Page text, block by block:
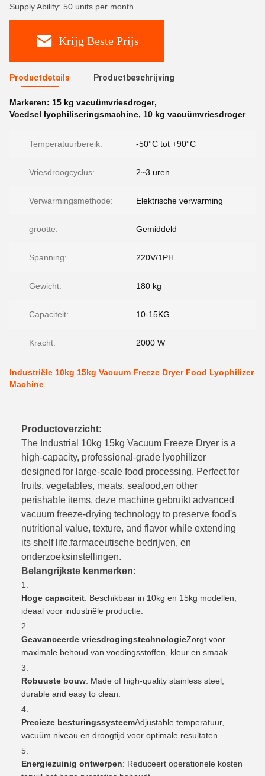
Supply Ability: 50 units per month
Krijg Beste Prijs
Productdetails Productbeschrijving
Markeren: 15 kg vacuümvriesdroger,
Voedsel lyophiliseringsmachine, 10 kg vacuümvriesdroger
Temperatuurbereik: -50°C tot +90°C
Vriesdroogcyclus: 2~3 uren
Verwarmingsmethode: Elektrische verwarming
grootte: Gemiddeld
Spanning: 220V/1PH
Gewicht: 180 kg
Capaciteit: 10-15KG
Kracht: 2000 W
Industriële 10kg 15kg Vacuum Freeze Dryer Food Lyophilizer
Machine
Productoverzicht:
The Industrial 10kg 15kg Vacuum Freeze Dryer is a
high-capacity, professional-grade lyophilizer
designed for large-scale food processing. Perfect for
fruits, vegetables, meats, seafood,en other
perishable items, deze machine gebruikt advanced
vacuum freeze-drying technology to preserve food's
nutritional value, texture, and flavor while extending
its shelf life.farmaceutische bedrijven, en
onderzoeksinstellingen.
Belangrijkste kenmerken:
Hoge capaciteit: Beschikbaar in 10kg en 15kg modellen,
ideaal voor industriële productie.
Geavanceerde vriesdrogingstechnologieZorgt voor
maximale behoud van voedingsstoffen, kleur en smaak.
Robuuste bouw: Made of high-quality stainless steel,
durable and easy to clean.
Precieze besturingssysteemAdjustable temperatuur,
vacuüm niveau en droogtijd voor optimale resultaten.
Energiezuinig ontwerpen: Reduceert operationele kosten